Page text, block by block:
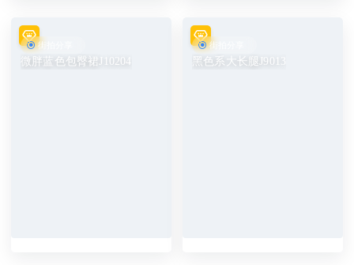
街拍分享
微胖蓝色包臀裙J10204
街拍分享
黑色系大长腿J9013